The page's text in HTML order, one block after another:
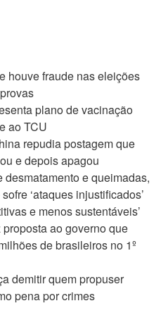
houve fraude nas eleições
plano de vacinação
ao TCU
repudia postagem que
e depois apagou
desmatamento e queimadas,
‘ataques injustificados’
e menos sustentáveis’
ao governo que
de brasileiros no 1º
demitir quem propuser
pena por crimes